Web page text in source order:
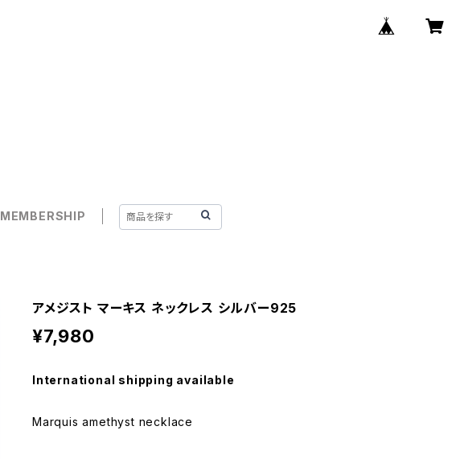
MEMBERSHIP
アメジスト マーキス ネックレス シルバー925
¥7,980
International shipping available
Marquis amethyst necklace